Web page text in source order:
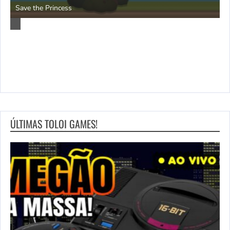
Save the Princess
ÚLTIMAS TOLOI GAMES!